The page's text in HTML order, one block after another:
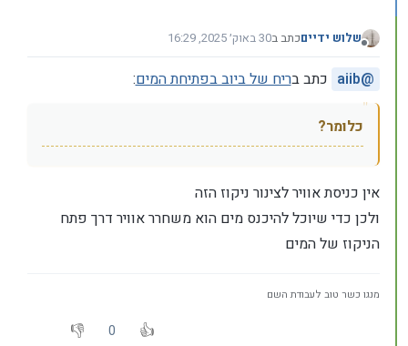
מנותק
שלוש ידייםכתב ב30 באוק׳ 2025, 16:29
נערך לאחרונה על ידי
@
aiib כתב בריח של ביוב בפתיחת המים:
כלומר?
אין כניסת אוויר לצינור ניקוז הזה
ולכן כדי שיוכל להיכנס מים הוא משחרר אוויר דרך פתח
הניקוז של המים
מנגו כשר טוב לעבודת השם
0